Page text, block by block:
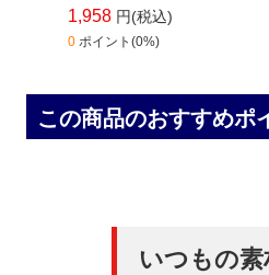
1,958 円(税込)
0 ポイント(0%)
この商品のおすすめポ
いつもの